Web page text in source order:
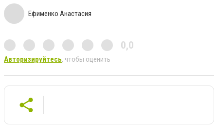
Ефименко Анастасия
0,0
Авторизируйтесь, чтобы оценить